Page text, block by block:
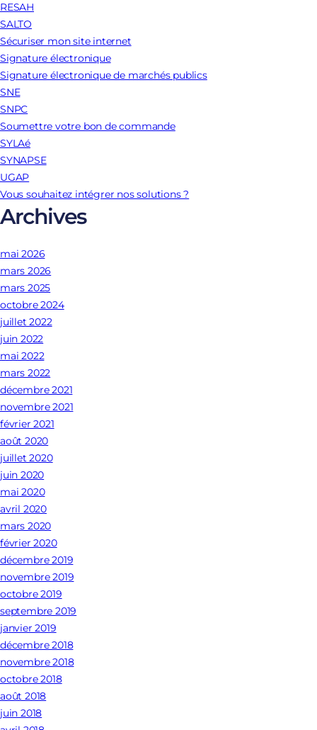
RESAH
SALTO
Sécuriser mon site internet
Signature électronique
Signature électronique de marchés publics
SNE
SNPC
Soumettre votre bon de commande
SYLAé
SYNAPSE
UGAP
Vous souhaitez intégrer nos solutions ?
Archives
mai 2026
mars 2026
mars 2025
octobre 2024
juillet 2022
juin 2022
mai 2022
mars 2022
décembre 2021
novembre 2021
février 2021
août 2020
juillet 2020
juin 2020
mai 2020
avril 2020
mars 2020
février 2020
décembre 2019
novembre 2019
octobre 2019
septembre 2019
janvier 2019
décembre 2018
novembre 2018
octobre 2018
août 2018
juin 2018